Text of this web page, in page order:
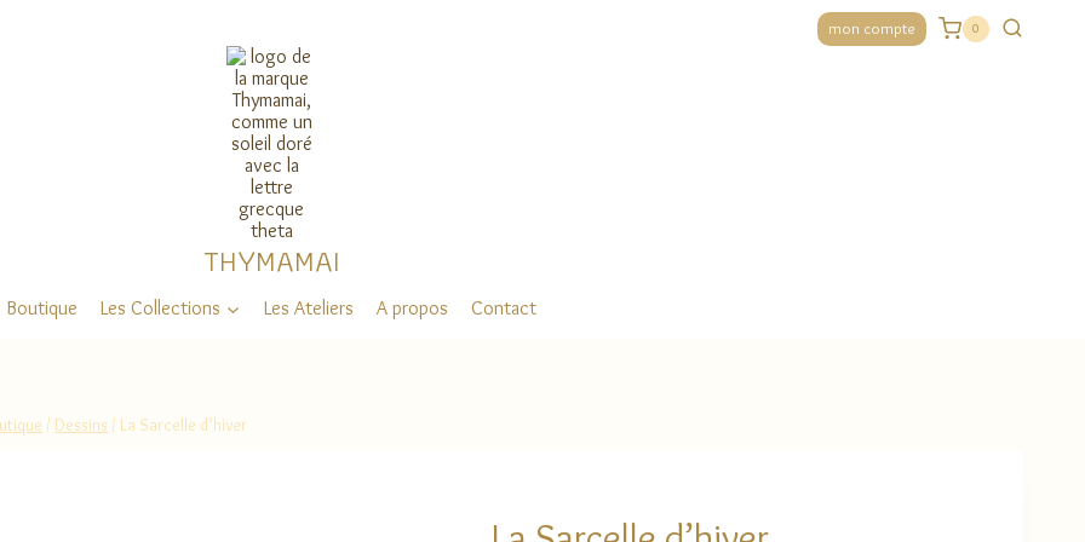
mon compte 0
THYMAMAI
Boutique Les Collections Les Ateliers A propos Contact
/ Dessins / La Sarcelle d’hiver